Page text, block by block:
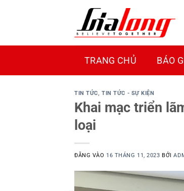
dung
TRANG CHỦ BÁO
TIN TỨC,TIN TỨC - SỰ KIỆN
Khai mạc triển
loại
ĐĂNG VÀO 16 THÁNG 11, 2023 BỞI